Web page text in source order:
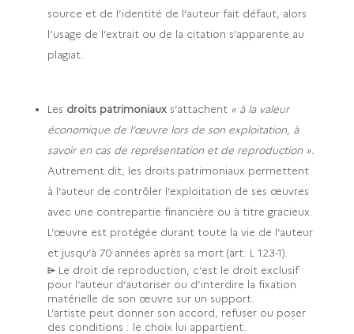
source et de l’identité de l’auteur fait défaut, alors
l’usage de l’extrait ou de la citation s’apparente au
plagiat.
Les droits patrimoniaux s’attachent « à la valeur
économique de l’œuvre lors de son exploitation, à
savoir en cas de représentation et de reproduction ».
Autrement dit, les droits patrimoniaux permettent
à l’auteur de contrôler l’exploitation de ses œuvres
avec une contrepartie financière ou à titre gracieux.
L’œuvre est protégée durant toute la vie de l’auteur
et jusqu’à 70 années après sa mort (art. L 123-1).
⩥ Le droit de reproduction, c’est le droit exclusif
pour l’auteur d’autoriser ou d’interdire la fixation
matérielle de son œuvre sur un support.
L’artiste peut donner son accord, refuser ou poser
des conditions : le choix lui appartient.